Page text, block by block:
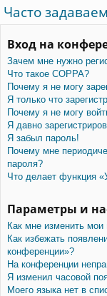
и
ы
Часто
Вход на
Зачем мне нужно
Что такое COPPA?
Почему я не могу
Я только что
Почему я не могу
Я давно
Я забыл пароль!
Почему мне
пароля?
Что делает функция
Параметры и
Как мне изменить мои
Как избежать
конференции»?
На конференции
Я изменил часовой
Моего языка нет в